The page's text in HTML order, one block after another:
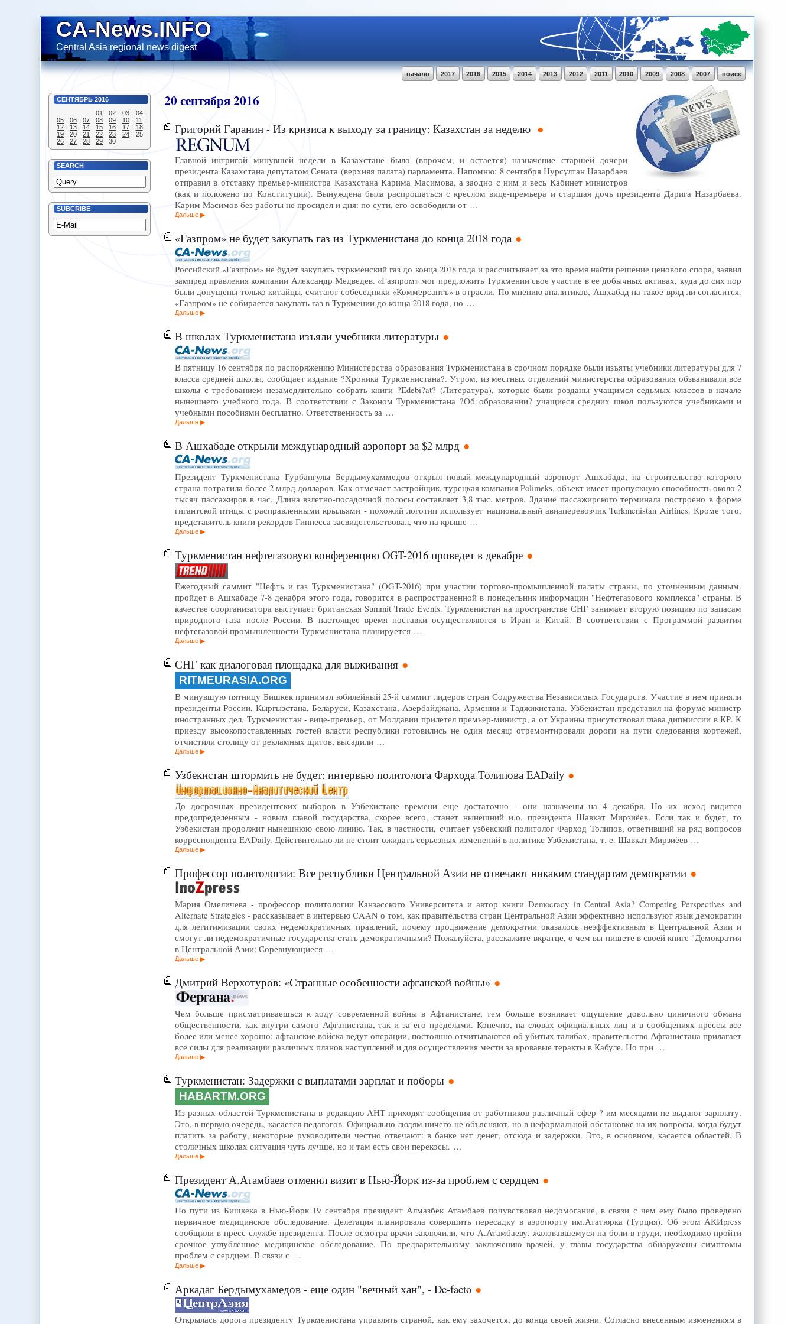
CA-News.INFO
Central Asia regional news digest
поиск
2007
2008
2009
2010
2011
2012
2013
2014
2015
2016
2017
начало
СЕНТЯБРЬ 2016
01
02 03
04
05
06 07 08 09 10
11
12
13 14 15 16 17
18
19
20 21 22 23 24
25
26
27 28 29 30
SEARCH
SUBCRIBE
20сентября2016
Григорий Гаранин - Из кризиса к выходу за границу: Казахстан за неделю
Главной интригой минувшей недели в Казахстане было (впрочем, и остается) назначение старшей дочери
президента Казахстана депутатом Сената (верхняя палата) парламента. Напомню: 8 сентября Нурсултан Назарбаев
отправил в отставку премьер-министра Казахстана Карима Масимова, а заодно с ним и весь Кабинет министров
(как и положено по Конституции). Вынуждена была распрощаться с креслом вице-премьера и старшая дочь президента Дарига Назарбаева.
Карим Масимов без работы не просидел и дня: по сути, его освободили от …
Дальше
«Газпром» не будет закупать газ из Туркменистана до конца 2018 года
Российский «Газпром» не будет закупать туркменский газ до конца 2018 года и рассчитывает за это время найти решение ценового спора, заявил
зампред правления компании Александр Медведев. «Газпром» мог предложить Туркмении свое участие в ее добычных активах, куда до сих пор
были допущены только китайцы, считают собеседники «Коммерсантъ» в отрасли. По мнению аналитиков, Ашхабад на такое вряд ли согласится.
«Газпром» не собирается закупать газ в Туркмении до конца 2018 года, но …
Дальше
В школах Туркменистана изъяли учебники литературы
В пятницу 16 сентября по распоряжению Министерства образования Туркменистана в срочном порядке были изъяты учебники литературы для 7
класса средней школы, сообщает издание ?Хроника Туркменистана?. Утром, из местных отделений министерства образования обзванивали все
школы с требованием незамедлительно собрать книги ?Edebi?at? (Литература), которые были розданы учащимся седьмых классов в начале
нынешнего учебного года. В соответствии с Законом Туркменистана ?Об образовании? учащиеся средних школ пользуются учебниками и
учебными пособиями бесплатно. Ответственность за …
Дальше
В Ашхабаде открыли международный аэропорт за $2 млрд
Президент Туркменистана Гурбангулы Бердымухаммедов открыл новый международный аэропорт Ашхабада, на строительство которого
страна потратила более 2 млрд долларов. Как отмечает застройщик, турецкая компания Polimeks, объект имеет пропускную способность около 2
тысяч пассажиров в час. Длина взлетно-посадочной полосы составляет 3,8 тыс. метров. Здание пассажирского терминала построено в форме
гигантской птицы с расправленными крыльями - похожий логотип использует национальный авиаперевозчик Turkmenistan Airlines. Кроме того,
представитель книги рекордов Гиннесса засвидетельствовал, что на крыше …
Дальше
Туркменистан нефтегазовую конференцию OGT-2016 проведет в декабре
Ежегодный саммит "Нефть и газ Туркменистана" (OGT-2016) при участии торгово-промышленной палаты страны, по уточненным данным.
пройдет в Ашхабаде 7-8 декабря этого года, говорится в распространенной в понедельник информации "Нефтегазового комплекса" страны. В
качестве соорганизатора выступает британская Summit Trade Events. Туркменистан на пространстве СНГ занимает вторую позицию по запасам
природного газа после России. В настоящее время поставки осуществляются в Иран и Китай. В соответствии с Программой развития
нефтегазовой промышленности Туркменистана планируется …
Дальше
СНГ как диалоговая площадка для выживания
RITMEURASIA.ORG
В минувшую пятницу Бишкек принимал юбилейный 25-й саммит лидеров стран Содружества Независимых Государств. Участие в нем приняли
президенты России, Кыргызстана, Беларуси, Казахстана, Азербайджана, Армении и Таджикистана. Узбекистан представил на форуме министр
иностранных дел, Туркменистан - вице-премьер, от Молдавии прилетел премьер-министр, а от Украины присутствовал глава дипмиссии в КР. К
приезду высокопоставленных гостей власти республики готовились не один месяц: отремонтировали дороги на пути следования кортежей,
отчистили столицу от рекламных щитов, высадили …
Дальше
Узбекистан штормить не будет: интервью политолога Фархода Толипова EADaily
До досрочных президентских выборов в Узбекистане времени еще достаточно - они назначены на 4 декабря. Но их исход видится
предопределенным - новым главой государства, скорее всего, станет нынешний и.о. президента Шавкат Мирзиёев. Если так и будет, то
Узбекистан продолжит нынешнюю свою линию. Так, в частности, считает узбекский политолог Фарход Толипов, ответивший на ряд вопросов
корреспондента EADaily. Действительно ли не стоит ожидать серьезных изменений в политике Узбекистана, т. е. Шавкат Мирзиёев …
Дальше
Профессор политологии: Все республики Центральной Азии не отвечают никаким стандартам демократии
Мария Омеличева - профессор политологии Канзасского Университета и автор книги Democracy in Central Asia? Competing Perspectives and
Alternate Strategies - рассказывает в интервью CAAN о том, как правительства стран Центральной Азии эффективно используют язык демократии
для легитимизации своих недемократичных правлений, почему продвижение демократии оказалось неэффективным в Центральной Азии и
смогут ли недемократичные государства стать демократичными? Пожалуйста, расскажите вкратце, о чем вы пишете в своей книге "Демократия
в Центральной Азии: Соревнующиеся …
Дальше
Дмитрий Верхотуров: «Странные особенности афганской войны»
Чем больше присматриваешься к ходу современной войны в Афганистане, тем больше возникает ощущение довольно циничного обмана
общественности, как внутри самого Афганистана, так и за его пределами. Конечно, на словах официальных лиц и в сообщениях прессы все
более или менее хорошо: афганские войска ведут операции, постоянно отчитываются об убитых талибах, правительство Афганистана прилагает
все силы для реализации различных планов наступлений и для осуществления мести за кровавые теракты в Кабуле. Но при …
Дальше
Туркменистан: Задержки с выплатами зарплат и поборы
HABARTM.ORG
Из разных областей Туркменистана в редакцию АНТ приходят сообщения от работников различный сфер ? им месяцами не выдают зарплату.
Это, в первую очередь, касается педагогов. Официально людям ничего не объясняют, но в неформальной обстановке на их вопросы, когда будут
платить за работу, некоторые руководители честно отвечают: в банке нет денег, отсюда и задержки. Это, в основном, касается областей. В
столичных школах ситуация чуть лучше, но и там есть свои перекосы. …
Дальше
Президент А.Атамбаев отменил визит в Нью-Йорк из-за проблем с сердцем
По пути из Бишкека в Нью-Йорк 19 сентября президент Алмазбек Атамбаев почувствовал недомогание, в связи с чем ему было проведено
первичное медицинское обследование. Делегация планировала совершить пересадку в аэропорту им.Ататюрка (Турция). Об этом АКИpress
сообщили в пресс-службе президента. После осмотра врачи заключили, что А.Атамбаеву, жаловавшемуся на боли в груди, необходимо пройти
срочное углубленное медицинское обследование. По предварительному заключению врачей, у главы государства обнаружены симптомы
проблем с сердцем. В связи с …
Дальше
Аркадаг Бердымухамедов - еще один "вечный хан", - De-facto
Открылась дорога президенту Туркменистана управлять страной, как ему захочется, до конца своей жизни. Согласно внесенным изменениям в